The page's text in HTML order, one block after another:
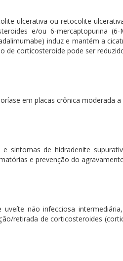
ulcerativa ou retocolite
e/ou 6-mercaptopurina
induz e mantém a
de corticosteroide pode ser
em placas crônica moderada
sintomas de hidradenite
e prevenção do
não infecciosa
retirada de corticosteroides